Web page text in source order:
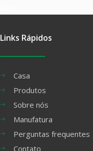
Links Rápidos
Casa
Produtos
Sobre nós
Manufatura
Perguntas frequentes
Contato